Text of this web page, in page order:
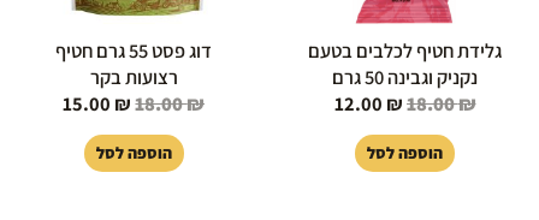
גלידת חטיף לכלבים בטעם
נקניק וגבינה 50 גרם
18.00₪
12.00 ₪
הוספה לסל
דוג פסט 55 גרם חטיף
רצועות בקר
18.00₪
15.00 ₪
הוספה לסל